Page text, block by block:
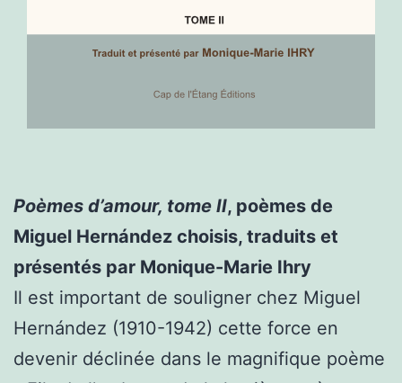
Poèmes d’amour, tome II, poèmes de
Miguel Hernández choisis, traduits et
présentés par Monique-Marie Ihry
Il est important de souligner chez Miguel
Hernández (1910-1942) cette force en
devenir déclinée dans le magnifique poème